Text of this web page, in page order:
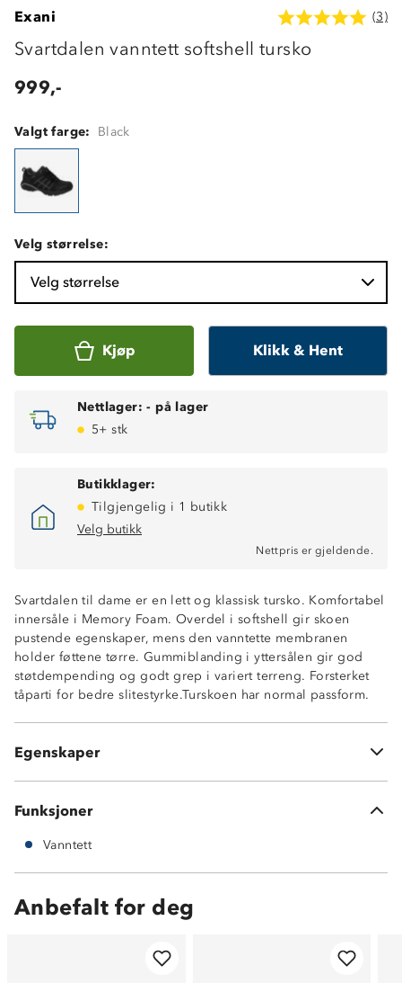
Exani (3)
Svartdalen vanntett softshell tursko
999,-
Valgt farge: Black
Velg størrelse:
Velg størrelse
Kjøp Klikk & Hent
Nettlager: - på lager
5+ stk
Butikklager:
Tilgjengelig i 1 butikk
Velg butikk
Nettpris er gjeldende.
Svartdalen til dame er en lett og klassisk tursko. Komfortabel
innersåle i Memory Foam. Overdel i softshell gir skoen
pustende egenskaper, mens den vanntette membranen
holder føttene tørre. Gummiblanding i yttersålen gir god
støtdempending og godt grep i variert terreng. Forsterket
tåparti for bedre slitestyrke.Turskoen har normal passform.
Egenskaper
Vanntett membran
Overdel i softshell
Memory foam-innersåle
Støtdemping i yttersåle
Funksjoner
Vanntett
Anbefalt for deg